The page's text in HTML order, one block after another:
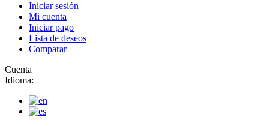
Iniciar sesión
Mi cuenta
Iniciar pago
Lista de deseos
Comparar
Cuenta
Idioma: